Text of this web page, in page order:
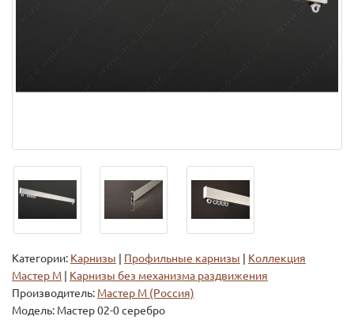
Категории: Карнизы Профильные карнизы
Коллекция
Мастер М
Карнизы без механизма раздвижения
Производитель: Мастер М (Россия)
Модель: Мастер 02-0 серебро